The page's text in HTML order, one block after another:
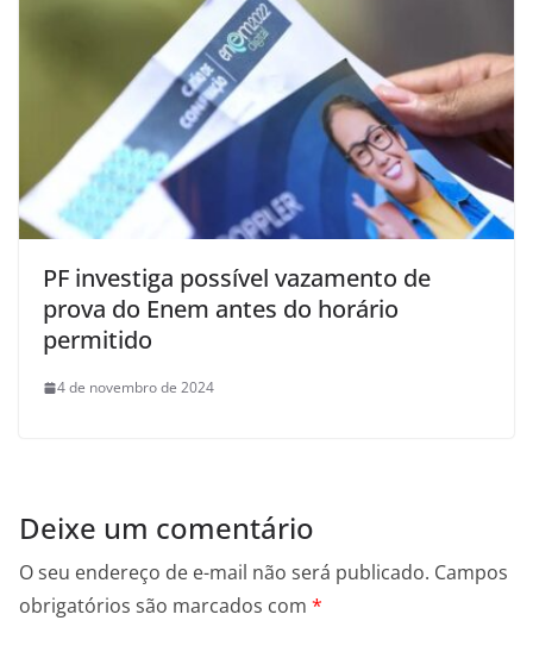
PF investiga possível vazamento de
prova do Enem antes do horário
permitido
4 de novembro de 2024
Deixe um comentário
O seu endereço de e-mail não será publicado. Campos
obrigatórios são marcados com *